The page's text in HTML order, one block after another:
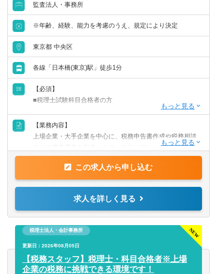
監査法人・事務所
※年齢、経験、能力を考慮のうえ、規定により決定
東京都 中央区
各線「日本橋(東京)駅」徒歩1分
【必須】
■税理士試験科目合格者の方
【歓迎】
■監査法人にて実務経験のある方
■事業会社経理にて実務経験のある方
【業務内容】
上場企業・大手企業を中心に、税務申告書作成や税務相談
などの税務業務を担当します。クライアントに寄り添いな
がら、幅広い税務経験を積むことができます。
【業務詳細】
■各種税務申告書作成
■年末調整、確定申告業務
■法人設立に関する手続き及び届出
■税務デューデリジェンス
■税務相談、コンサルティング業務（連結納税や組織再編
等）
この求人から申し込む
求人を詳しく見る
税理士法人・会計事務所
更新日：2026年08月05日
【税務スタッフ】税理士・科目合格者※上場
企業の税務に挑戦できる環境です！